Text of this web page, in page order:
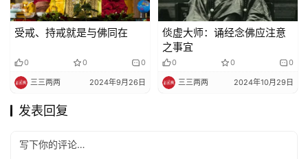
受戒、持戒就是与佛同在
0 0 0
三三两两 2024年9月26日
倓虚大师：诵经念佛应注意
之事宜
0 0 0
三三两两 2024年10月29日
发表回复